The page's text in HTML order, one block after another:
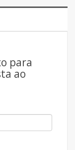
para
ao